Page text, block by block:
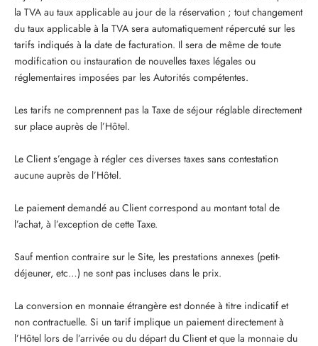
la TVA au taux applicable au jour de la réservation ; tout changement
du taux applicable à la TVA sera automatiquement répercuté sur les
tarifs indiqués à la date de facturation. Il sera de même de toute
modification ou instauration de nouvelles taxes légales ou
réglementaires imposées par les Autorités compétentes.
Les tarifs ne comprennent pas la Taxe de séjour réglable directement
sur place auprès de l’Hôtel.
Le Client s’engage à régler ces diverses taxes sans contestation
aucune auprès de l’Hôtel.
Le paiement demandé au Client correspond au montant total de
l’achat, à l’exception de cette Taxe.
Sauf mention contraire sur le Site, les prestations annexes (petit-
déjeuner, etc…) ne sont pas incluses dans le prix.
La conversion en monnaie étrangère est donnée à titre indicatif et
non contractuelle. Si un tarif implique un paiement directement à
l’Hôtel lors de l’arrivée ou du départ du Client et que la monnaie du